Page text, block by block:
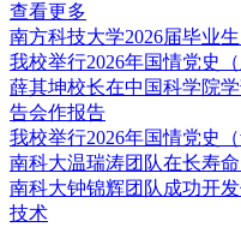
查看更多
南方科技大学2026届毕业
我校举行2026年国情党史
薛其坤校长在中国科学院
告会作报告
我校举行2026年国情党史
南科大温瑞涛团队在长寿
南科大钟锦辉团队成功开
技术